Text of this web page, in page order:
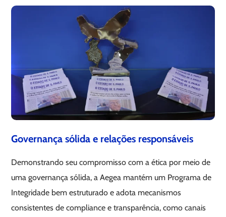
Governança sólida e relações responsáveis
Demonstrando seu compromisso com a ética por meio de
uma governança sólida, a Aegea mantém um Programa de
Integridade bem estruturado e adota mecanismos
consistentes de compliance e transparência, como canais